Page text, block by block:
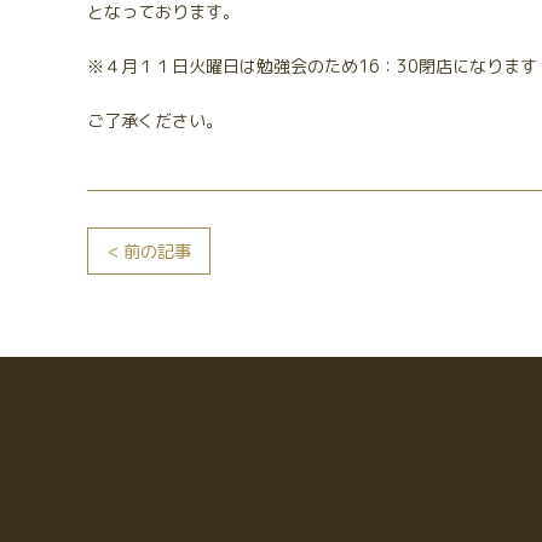
となっております。
※４月１１日火曜日は勉強会のため16：30閉店になります
ご了承ください。
< 前の記事